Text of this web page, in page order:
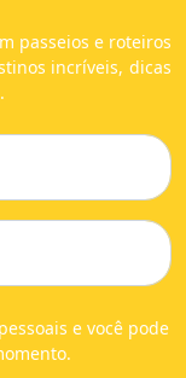
passeios e roteiros
incríveis, dicas
e você pode